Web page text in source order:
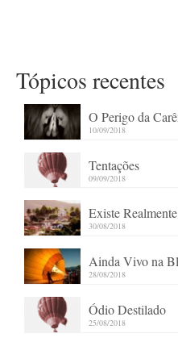
Tópicos recentes
O Perigo da
10/09/2018
Tentações
09/09/2018
Existe
30/08/2018
Ainda Vivo na
28/08/2018
Ódio Destilado
25/08/2018